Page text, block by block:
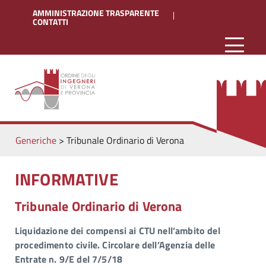
AMMINISTRAZIONE TRASPARENTE
CONTATTI
Generiche> Tribunale Ordinario di Verona
INFORMATIVE
Tribunale Ordinario di Verona
Liquidazione dei compensi ai CTU nell’ambito del
procedimento civile. Circolare dell’Agenzia delle
Entrate n. 9/E del 7/5/18